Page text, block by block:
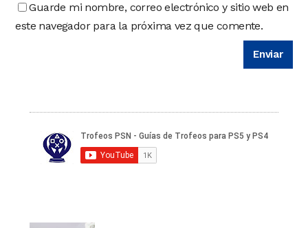
Guarde mi nombre, correo electrónico y sitio web en
este navegador para la próxima vez que comente.